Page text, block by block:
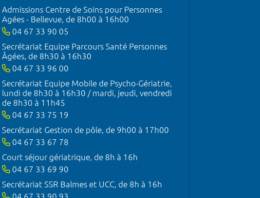
Admissions Centre de Soins pour Personnes
Agées - Bellevue, de 8h00 à 16h00
04 67 33 90 05
Secrétariat Equipe Parcours Santé Personnes
Âgées, de 8h30 à 16h30
04 67 33 96 00
Secrétariat Equipe Mobile de Psycho-Gériatrie,
lundi de 8h30 à 16h30 / mardi, jeudi, vendredi
de 8h30 à 11h45
04 67 33 75 19
Secrétariat Gestion de pôle, de 9h00 à 17h00
04 67 33 67 78
Court séjour gériatrique, de 8h à 16h
04 67 33 69 90
Secrétariat SSR Balmes et UCC, de 8h à 16h